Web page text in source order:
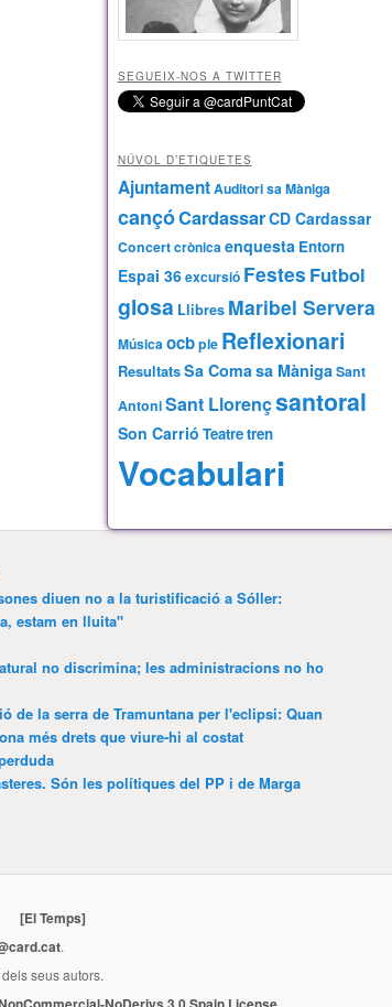
SEGUEIX-NOS A TWITTER
NÚVOL D’ETIQUETES
AjuntamentAuditori sa Màniga
cançóCardassarCD Cardassar
Concertcrònicaenquesta Entorn
Espai 36excursió Festes Futbol
glosa Llibres Maribel Servera
Músicaocbple Reflexionari
ResultatsSa Comasa MànigaSant
AntoniSant Llorençsantoral
Son Carrió Teatretren
Vocabulari
diuen no a la turistificació a Sóller:
estam en lluita"
no discrimina; les administracions no ho
de la serra de Tramuntana per l'eclipsi: Quan
més drets que viure-hi al costat
Són les polítiques del PP i de Marga
[El Temps]
.
seus autors.